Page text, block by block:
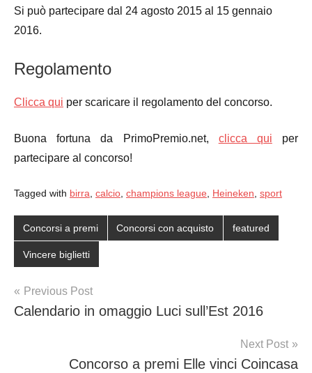
Si può partecipare dal 24 agosto 2015 al 15 gennaio
2016.
Regolamento
Clicca qui per scaricare il regolamento del concorso.
Buona fortuna da PrimoPremio.net, clicca qui per
partecipare al concorso!
Tagged with birra calcio champions league Heineken sport
Concorsi a premi Concorsi con acquisto featured
Vincere biglietti
Post
navigation
Previous Post
Calendario in omaggio Luci sull’Est 2016
Next Post
Concorso a premi Elle vinci Coincasa